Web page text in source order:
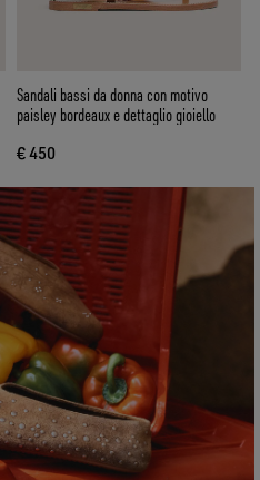
Sandali bassi da donna con motivo
paisley bordeaux e dettaglio gioiello
€ 450